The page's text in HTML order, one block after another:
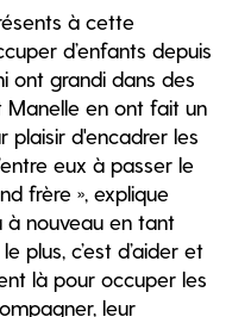
à cette
d’enfants depuis
ont grandi dans des
Manelle en ont fait un
plaisir d'encadrer les
eux à passer le
frère », explique
à nouveau en tant
plus, c’est d’aider et
là pour occuper les
leur